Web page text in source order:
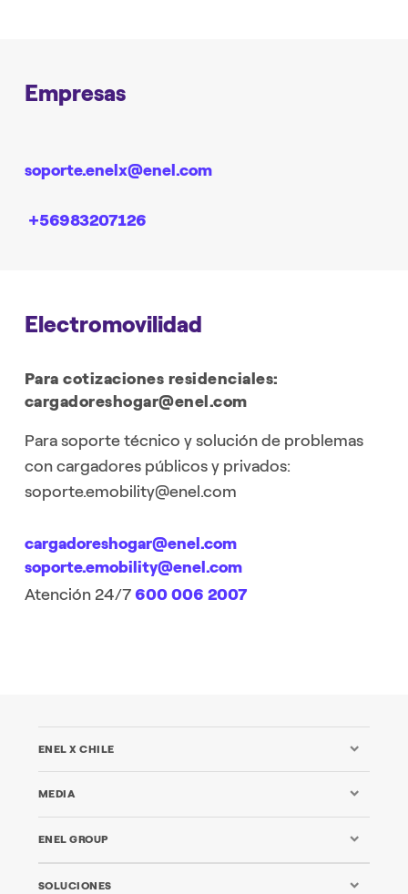
Empresas
soporte.enelx@enel.com
+56983207126
Electromovilidad
Para cotizaciones residenciales:
cargadoreshogar@enel.com
Para soporte técnico y solución de problemas
con cargadores públicos y privados:
soporte.emobility@enel.com
cargadoreshogar@enel.com
soporte.emobility@enel.com
Atención 24/7600 006 2007
ENEL X CHILE
MEDIA
ENEL GROUP
SOLUCIONES